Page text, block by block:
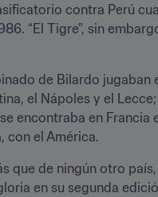
contra Perú
“El Tigre”, sin
de Bilardo
el Nápoles y el
encontraba en
con el América.
que de ningún otro
en su segunda